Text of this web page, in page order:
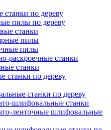
станки по дереву
пилы по дереву
станки
пилы
пилы
раскроечные станки
станки
станки по дереву
станки по дереву
шлифовальные станки
ленточные шлифовальные